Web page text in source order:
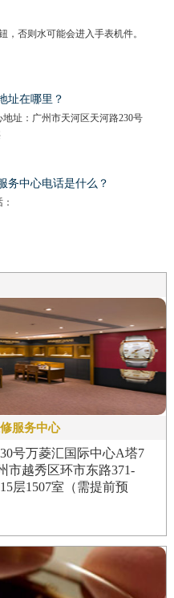
，否则水可能会进入手表机件。
址在哪里？
址：广州市天河区天河路230号
务中心电话是什么？
服务中心
号万菱汇国际中心A塔7
市越秀区环市东路371-
层1507室（需提前预